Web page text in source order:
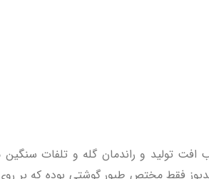
تولید و راندمان گله و تلفات سنگین
فقط مختص طیور گوشتی بوده که بر